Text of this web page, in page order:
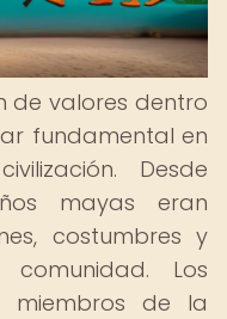
de valores dentro
fundamental en
Desde
mayas eran
costumbres y
Los
miembros de la